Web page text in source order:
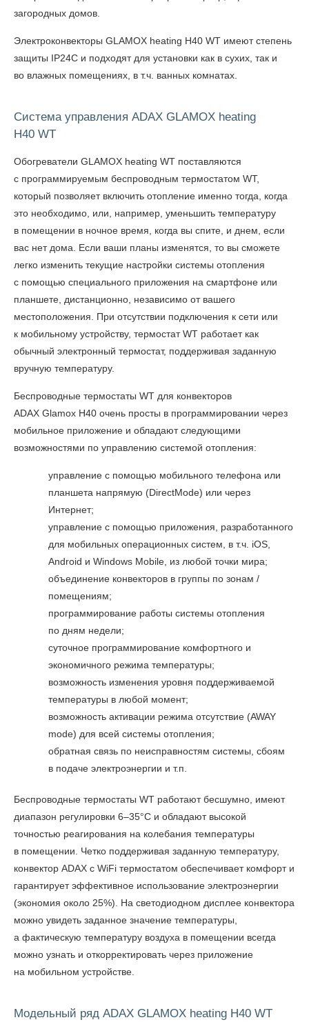
загородных домов.
Электроконвекторы GLAMOX heating H40 WT имеют степень
защиты IP24C и подходят для установки как в сухих, так и
во влажных помещениях, в т.ч. ванных комнатах.
Система управления ADAX GLAMOX heating
H40 WT
Обогреватели GLAMOX heating WT поставляются
с программируемым беспроводным термостатом WT,
который позволяет включить отопление именно тогда, когда
это необходимо, или, например, уменьшить температуру
в помещении в ночное время, когда вы спите, и днем, если
вас нет дома. Если ваши планы изменятся, то вы сможете
легко изменить текущие настройки системы отопления
с помощью специального приложения на смартфоне или
планшете, дистанционно, независимо от вашего
местоположения. При отсутствии подключения к сети или
к мобильному устройству, термостат WT работает как
обычный электронный термостат, поддерживая заданную
вручную температуру.
Беспроводные термостаты WT для конвекторов
ADAX Glamox H40 очень просты в программировании через
мобильное приложение и обладают следующими
возможностями по управлению системой отопления:
управление с помощью мобильного телефона или
планшета напрямую (DirectMode) или через
Интернет;
управление с помощью приложения, разработанного
для мобильных операционных систем, в т.ч. iOS,
Android и Windows Mobile, из любой точки мира;
объединение конвекторов в группы по зонам /
помещениям;
программирование работы системы отопления
по дням недели;
суточное программирование комфортного и
экономичного режима температуры;
возможность изменения уровня поддерживаемой
температуры в любой момент;
возможность активации режима отсутствие (AWAY
mode) для всей системы отопления;
обратная связь по неисправностям системы, сбоям
в подаче электроэнергии и т.п.
Беспроводные термостаты WT работают бесшумно, имеют
диапазон регулировки 6–35°С и обладают высокой
точностью реагирования на колебания температуры
в помещении. Четко поддерживая заданную температуру,
конвектор ADAX с WiFi термостатом обеспечивает комфорт и
гарантирует эффективное использование электроэнергии
(экономия около 25%). На светодиодном дисплее конвектора
можно увидеть заданное значение температуры,
а фактическую температуру воздуха в помещении всегда
можно узнать и откорректировать через приложение
на мобильном устройстве.
Модельный ряд ADAX GLAMOX heating H40 WT